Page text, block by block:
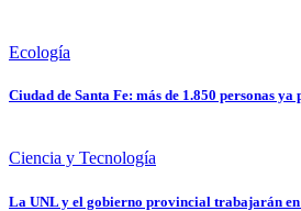
Ecología
Ciudad de Santa Fe: más de 1.850 personas
Ciencia y Tecnología
La UNL y el gobierno provincial trabajarán en